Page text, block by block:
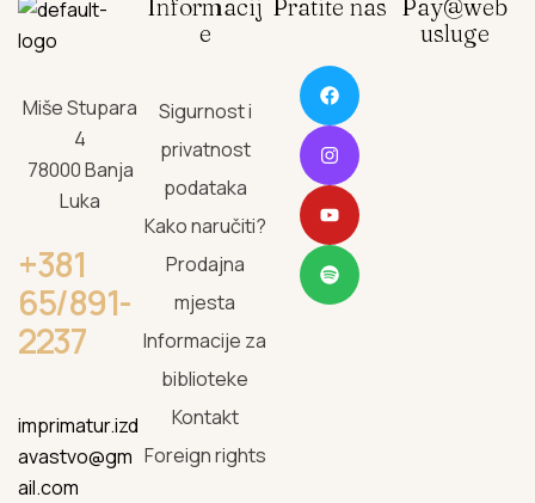
Miše Stupara
4
78000 Banja
Luka
+381
65/891-
2237
imprimatur.izd
avastvo@gm
ail.com
Informacij
e
Sigurnost i
privatnost
podataka
Kako naručiti?
Prodajna
mjesta
Informacije za
biblioteke
Kontakt
Foreign rights
Pratite nas Pay@web
usluge